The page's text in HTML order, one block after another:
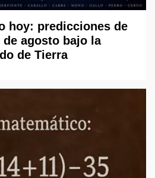
hoy: predicciones de
agosto bajo la
de Tierra